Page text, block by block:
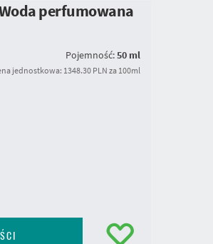
perfumowana
Pojemność:50 ml
jednostkowa: 1348.30 PLN za 100ml